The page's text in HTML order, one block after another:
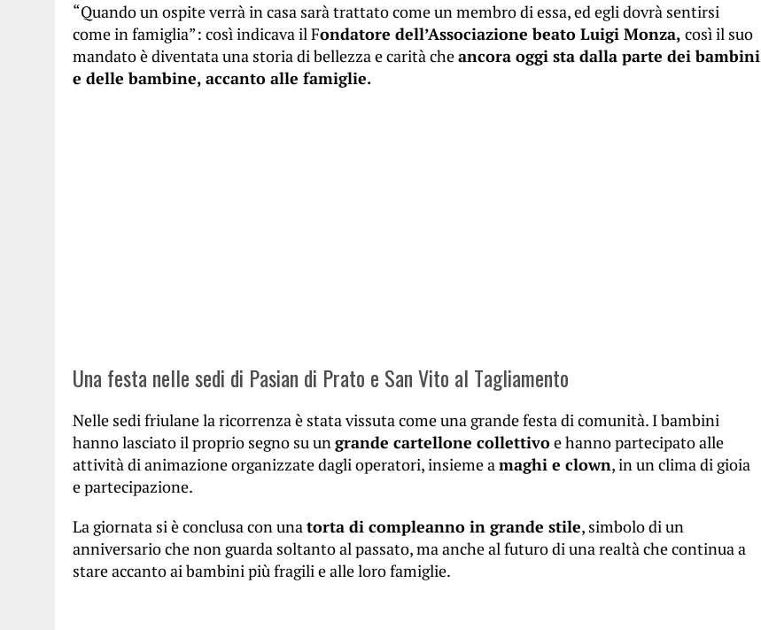
“Quando un ospite verrà in casa sarà trattato come un membro di essa, ed egli dovrà sentirsi
come in famiglia”: così indicava il Fondatore dell’Associazione beato Luigi Monza, così il suo
mandato è diventata una storia di bellezza e carità cheancora oggi sta dalla parte dei bambini
e delle bambine, accanto alle famiglie.
Una festa nelle sedi di Pasian di Prato e San Vito al Tagliamento
Nelle sedi friulane la ricorrenza è stata vissuta come una grande festa di comunità. I bambini
hanno lasciato il proprio segno su ungrande cartellone collettivoe hanno partecipato alle
attività di animazione organizzate dagli operatori, insieme amaghi e clown, in un clima di gioia
e partecipazione.
La giornata si è conclusa con unatorta di compleanno in grande stile, simbolo di un
anniversario che non guarda soltanto al passato, ma anche al futuro di una realtà che continua a
stare accanto ai bambini più fragili e alle loro famiglie.